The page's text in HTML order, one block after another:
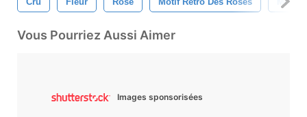
Vous Pourriez Aussi Aimer
Images sponsorisées